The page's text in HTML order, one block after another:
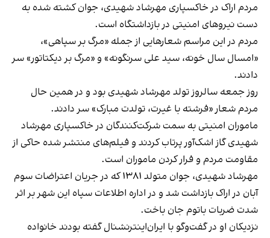
مردم اراک در خاکسپاری مهرشاد شهیدی، جوان کشته شده به
دست نیروهای امنیتی در بازداشتگاه است.
مردم در این مراسم شعارهایی از جمله «‌مرگ بر سپاهی»،
«امسال سال خونه، سید علی سرنگونه» و «مرگ بر دیکتاتور» سر
دادند.
روز جمعه سالروز تولد مهرشاد شهیدی بود و در همین حال
مردم شعار «فرشته با غیرت، تولدت مبارک» سر دادند.
ماموران امنیتی به سمت شرکت‌کنندگان در خاکسپاری مهرشاد
شهیدی گاز اشک‌آور پرتاب کردند و فیلم‌های منتشر شده حاکی از
مقاومت مردم و فرار کردن ماموران است.
مهرشاد شهیدی، جوان متولد ۱۳۸۱ که در جریان اعتراضات سوم
آبان در اراک بازداشت شد و در اداره اطلاعات سپاه این شهر بر اثر
شدت ضربات باتوم جان باخت.
نزدیکان او در گفت‌وگو با ایران‌اینترنشنال گفته‌ بودند خانواده